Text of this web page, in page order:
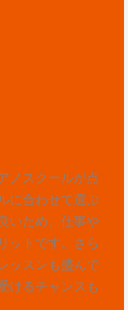
ノスクールが点
に合わせて選ぶ
いため、仕事や
ットです。さら
ッスンも盛んで
けるチャンスも